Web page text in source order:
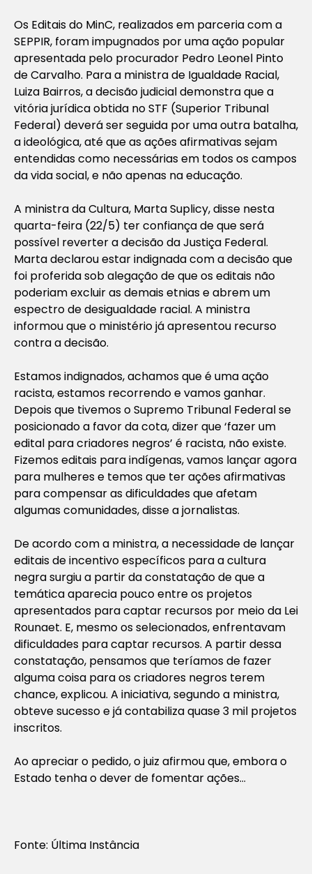
Os Editais do MinC, realizados em parceria com a
SEPPIR, foram impugnados por uma ação popular
apresentada pelo procurador Pedro Leonel Pinto
de Carvalho. Para a ministra de Igualdade Racial,
Luiza Bairros, a decisão judicial demonstra que a
vitória jurídica obtida no STF (Superior Tribunal
Federal) deverá ser seguida por uma outra batalha,
a ideológica, até que as ações afirmativas sejam
entendidas como necessárias em todos os campos
da vida social, e não apenas na educação.
A ministra da Cultura, Marta Suplicy, disse nesta
quarta-feira (22/5) ter confiança de que será
possível reverter a decisão da Justiça Federal.
Marta declarou estar indignada com a decisão que
foi proferida sob alegação de que os editais não
poderiam excluir as demais etnias e abrem um
espectro de desigualdade racial. A ministra
informou que o ministério já apresentou recurso
contra a decisão.
Estamos indignados, achamos que é uma ação
racista, estamos recorrendo e vamos ganhar.
Depois que tivemos o Supremo Tribunal Federal se
posicionado a favor da cota, dizer que ‘fazer um
edital para criadores negros’ é racista, não existe.
Fizemos editais para indígenas, vamos lançar agora
para mulheres e temos que ter ações afirmativas
para compensar as dificuldades que afetam
algumas comunidades, disse a jornalistas.
De acordo com a ministra, a necessidade de lançar
editais de incentivo específicos para a cultura
negra surgiu a partir da constatação de que a
temática aparecia pouco entre os projetos
apresentados para captar recursos por meio da Lei
Rounaet. E, mesmo os selecionados, enfrentavam
dificuldades para captar recursos. A partir dessa
constatação, pensamos que teríamos de fazer
alguma coisa para os criadores negros terem
chance, explicou. A iniciativa, segundo a ministra,
obteve sucesso e já contabiliza quase 3 mil projetos
inscritos.
Ao apreciar o pedido, o juiz afirmou que, embora o
Estado tenha o dever de fomentar ações…
Fonte: Última Instância